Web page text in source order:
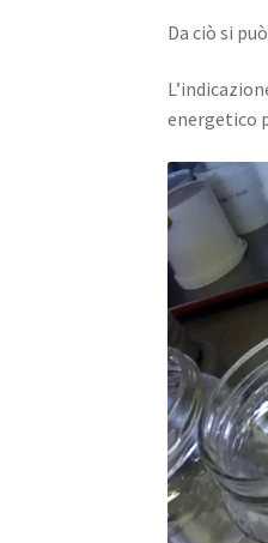
Da ciò si
energetico